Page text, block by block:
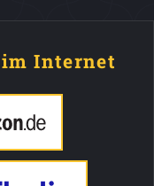
Internet